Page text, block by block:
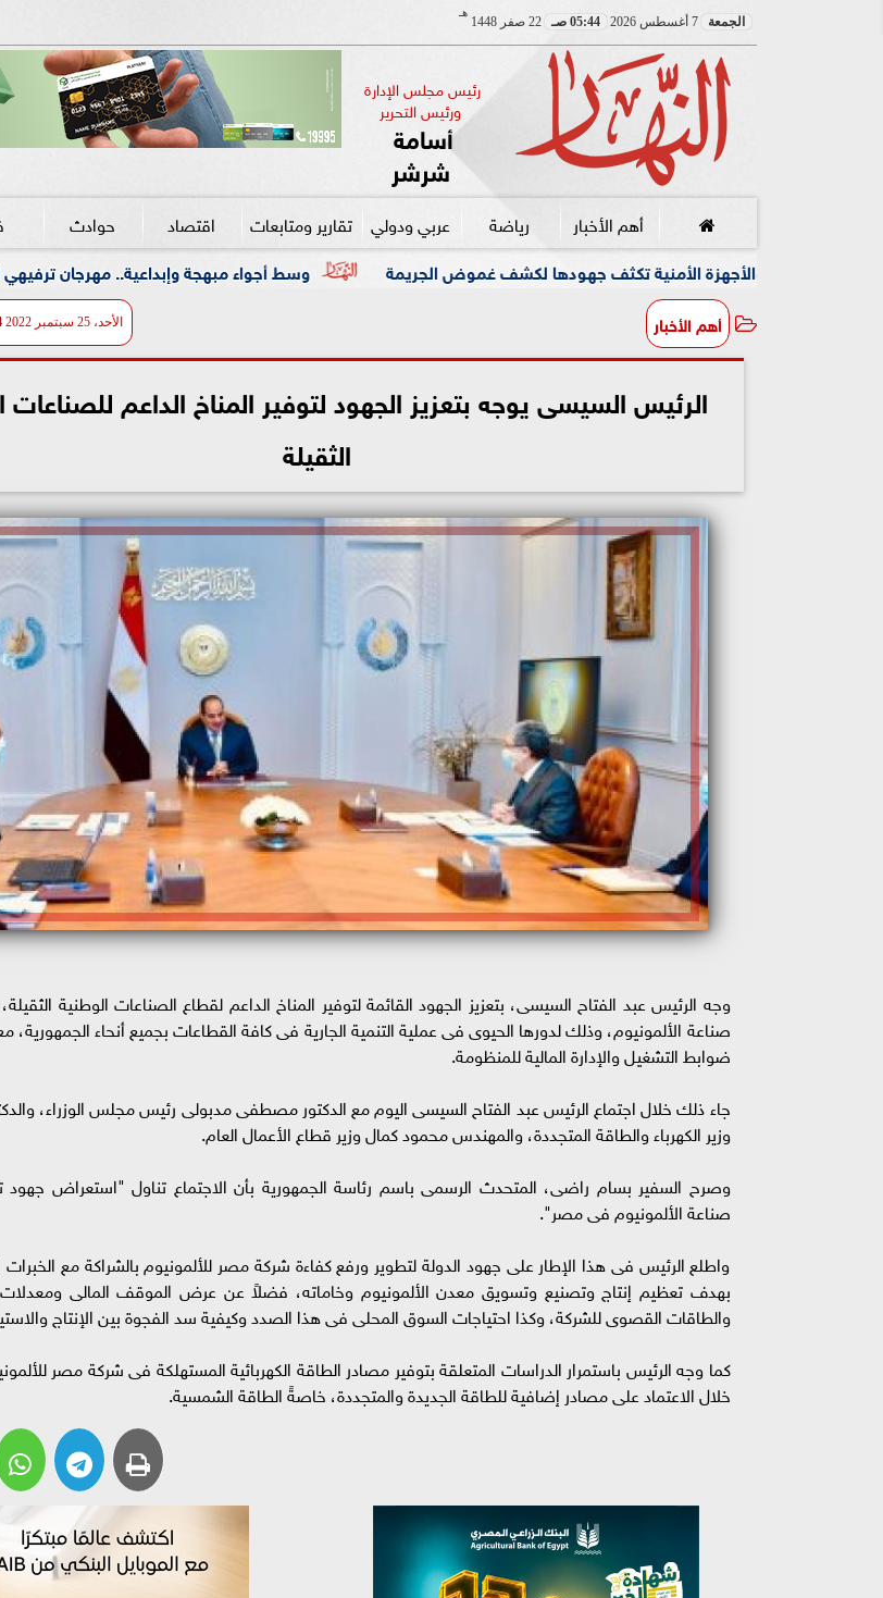
الجمعة 7 أغسطس 2026 05:44 صـ 22 صفر 1448
هـ
رئيس مجلس الإدارة
ورئيس التحرير
أسامة
شرشر
أهم الأخبار رياضة عربي ودولي تقارير ومتابعات اقتصاد حوادث
وسط أجواء مبهجة وإبداعية.. مهرجان ترفيهي للأطفال في الزمالك الأمنية تكثف جهودها لكشف غموض الجريمة
أهم الأخبار الأحد، 25 سبتمبر 2022
الرئيس السيسى يوجه بتعزيز الجهود لتوفير المناخ الداعم للصناعات
الثقيلة
وجه الرئيس عبد الفتاح السيسى، بتعزيز الجهود القائمة لتوفير المناخ الداعم لقطاع الصناعات الوطنية
صناعة الألمونيوم، وذلك لدورها الحيوى فى عملية التنمية الجارية فى كافة القطاعات بجميع أنحاء الجمهورية،
ضوابط التشغيل والإدارة المالية للمنظومة.
جاء ذلك خلال اجتماع الرئيس عبد الفتاح السيسى اليوم مع الدكتور مصطفى مدبولى رئيس مجلس الوزراء،
وزير الكهرباء والطاقة المتجددة، والمهندس محمود كمال وزير قطاع الأعمال العام.
وصرح السفير بسام راضى، المتحدث الرسمى باسم رئاسة الجمهورية بأن الاجتماع تناول "استعراض
صناعة الألمونيوم فى مصر".
واطلع الرئيس فى هذا الإطار على جهود الدولة لتطوير ورفع كفاءة شركة مصر للألمونيوم بالشراكة مع الخبرات
بهدف تعظيم إنتاج وتصنيع وتسويق معدن الألمونيوم وخاماته، فضلاً عن عرض الموقف المالى ومعدلات
والطاقات القصوى للشركة، وكذا احتياجات السوق المحلى فى هذا الصدد وكيفية سد الفجوة بين الإنتاج
كما وجه الرئيس باستمرار الدراسات المتعلقة بتوفير مصادر الطاقة الكهربائية المستهلكة فى شركة مصر
خلال الاعتماد على مصادر إضافية للطاقة الجديدة والمتجددة، خاصةً الطاقة الشمسية.